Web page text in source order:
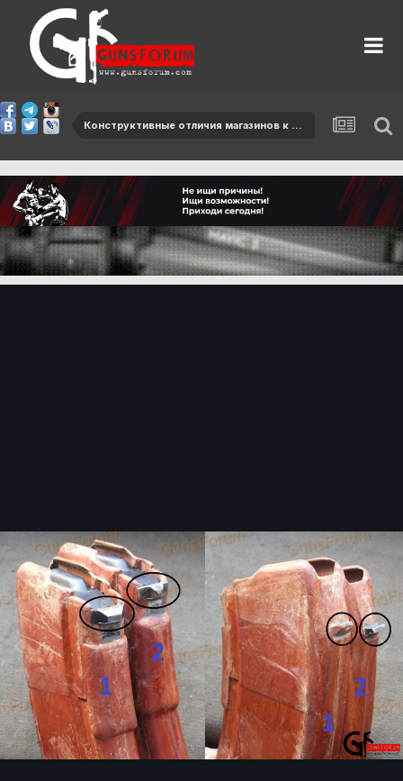
Конструктивные отличия магазинов к автомату и ручному пулемету Калашникова